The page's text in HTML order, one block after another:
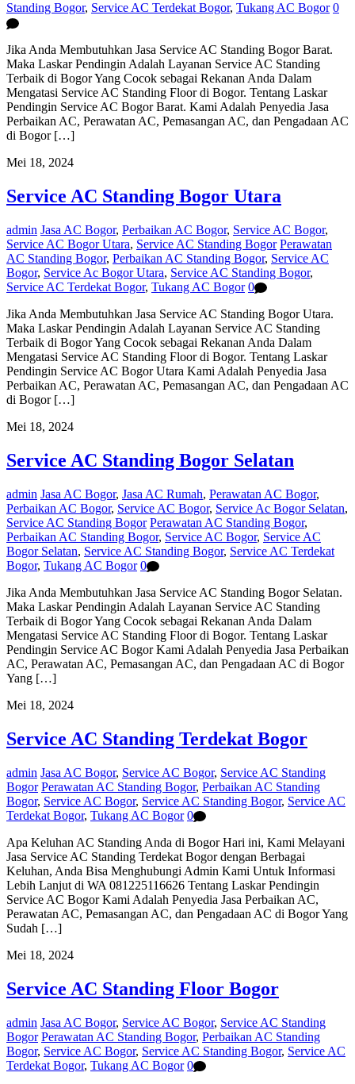
Standing Bogor, Service AC Terdekat Bogor, Tukang AC Bogor 0
Jika Anda Membutuhkan Jasa Service AC Standing Bogor Barat.
Maka Laskar Pendingin Adalah Layanan Service AC Standing
Terbaik di Bogor Yang Cocok sebagai Rekanan Anda Dalam
Mengatasi Service AC Standing Floor di Bogor. Tentang Laskar
Pendingin Service AC Bogor Barat. Kami Adalah Penyedia Jasa
Perbaikan AC, Perawatan AC, Pemasangan AC, dan Pengadaan AC
di Bogor […]
Mei 18, 2024
Service AC Standing Bogor Utara
admin Jasa AC Bogor, Perbaikan AC Bogor, Service AC Bogor,
Service AC Bogor Utara, Service AC Standing Bogor Perawatan
AC Standing Bogor, Perbaikan AC Standing Bogor, Service AC
Bogor, Service Ac Bogor Utara, Service AC Standing Bogor,
Service AC Terdekat Bogor, Tukang AC Bogor 0
Jika Anda Membutuhkan Jasa Service AC Standing Bogor Utara.
Maka Laskar Pendingin Adalah Layanan Service AC Standing
Terbaik di Bogor Yang Cocok sebagai Rekanan Anda Dalam
Mengatasi Service AC Standing Floor di Bogor. Tentang Laskar
Pendingin Service AC Bogor Utara Kami Adalah Penyedia Jasa
Perbaikan AC, Perawatan AC, Pemasangan AC, dan Pengadaan AC
di Bogor […]
Mei 18, 2024
Service AC Standing Bogor Selatan
admin Jasa AC Bogor, Jasa AC Rumah, Perawatan AC Bogor,
Perbaikan AC Bogor, Service AC Bogor, Service Ac Bogor Selatan,
Service AC Standing Bogor Perawatan AC Standing Bogor,
Perbaikan AC Standing Bogor, Service AC Bogor, Service AC
Bogor Selatan, Service AC Standing Bogor, Service AC Terdekat
Bogor, Tukang AC Bogor 0
Jika Anda Membutuhkan Jasa Service AC Standing Bogor Selatan.
Maka Laskar Pendingin Adalah Layanan Service AC Standing
Terbaik di Bogor Yang Cocok sebagai Rekanan Anda Dalam
Mengatasi Service AC Standing Floor di Bogor. Tentang Laskar
Pendingin Service AC Bogor Kami Adalah Penyedia Jasa Perbaikan
AC, Perawatan AC, Pemasangan AC, dan Pengadaan AC di Bogor
Yang […]
Mei 18, 2024
Service AC Standing Terdekat Bogor
admin Jasa AC Bogor, Service AC Bogor, Service AC Standing
Bogor Perawatan AC Standing Bogor, Perbaikan AC Standing
Bogor, Service AC Bogor, Service AC Standing Bogor, Service AC
Terdekat Bogor, Tukang AC Bogor 0
Apa Keluhan AC Standing Anda di Bogor Hari ini, Kami Melayani
Jasa Service AC Standing Terdekat Bogor dengan Berbagai
Keluhan, Anda Bisa Menghubungi Admin Kami Untuk Informasi
Lebih Lanjut di WA 081225116626 Tentang Laskar Pendingin
Service AC Bogor Kami Adalah Penyedia Jasa Perbaikan AC,
Perawatan AC, Pemasangan AC, dan Pengadaan AC di Bogor Yang
Sudah […]
Mei 18, 2024
Service AC Standing Floor Bogor
admin Jasa AC Bogor, Service AC Bogor, Service AC Standing
Bogor Perawatan AC Standing Bogor, Perbaikan AC Standing
Bogor, Service AC Bogor, Service AC Standing Bogor, Service AC
Terdekat Bogor, Tukang AC Bogor 0